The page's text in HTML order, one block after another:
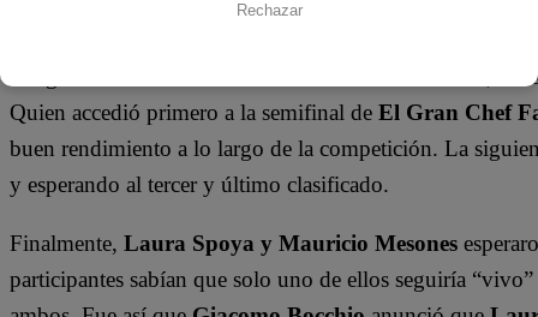
podían y tentar su clasificación.
Luego de varios momentos intensos de deliberación,
Quien accedió primero a la semifinal de El Gran Chef
buen rendimiento a lo largo de la competición. La
y esperando al tercer y último clasificado.
Finalmente, Laura Spoya y Mauricio Mesones
participantes sabían que solo uno de ellos seguiría
Rechazar